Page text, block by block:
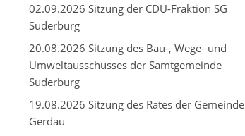
02.09.2026 Sitzung der CDU-Fraktion SG
Suderburg
20.08.2026 Sitzung des Bau-, Wege- und
Umweltausschusses der Samtgemeinde
Suderburg
19.08.2026 Sitzung des Rates der Gemeinde
Gerdau